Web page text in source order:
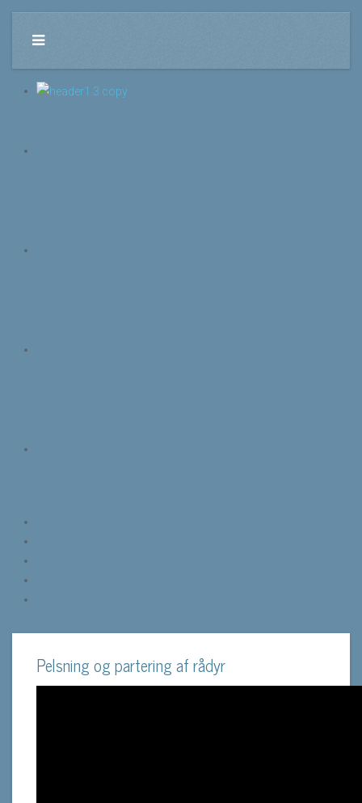
Pelsning og partering af rådyr